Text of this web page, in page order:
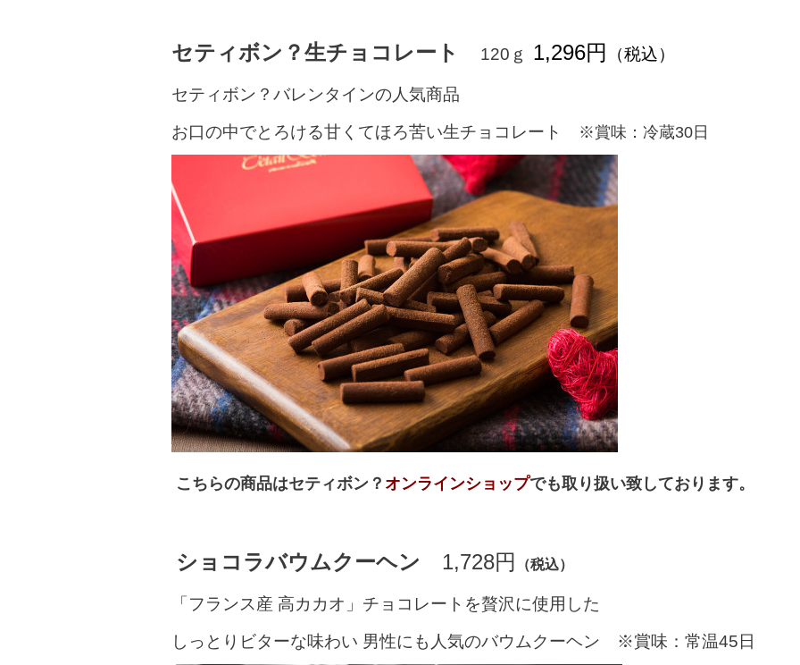
セティボン？生チョコレート 120ｇ 1,296円 （税込）
セティボン？バレンタインの人気商品
お口の中でとろける甘くてほろ苦い生チョコレート
※賞味：冷蔵30日
こちらの商品はセティボン？ オンラインショップでも取り扱い致しております。
ショコラバウムクーヘン 1,728円 （税込）
「フランス産 高カカオ」チョコレートを贅沢に使用した
しっとりビターな味わい 男性にも人気のバウムクーヘン ※賞味：常温45日